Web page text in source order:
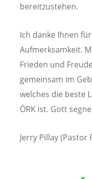
bereitzustehen.
Ich danke Ihnen
Aufmerksamkeit.
Frieden und
gemeinsam im
welches die beste
ÖRK ist. Gott
Jerry Pillay (Pastor